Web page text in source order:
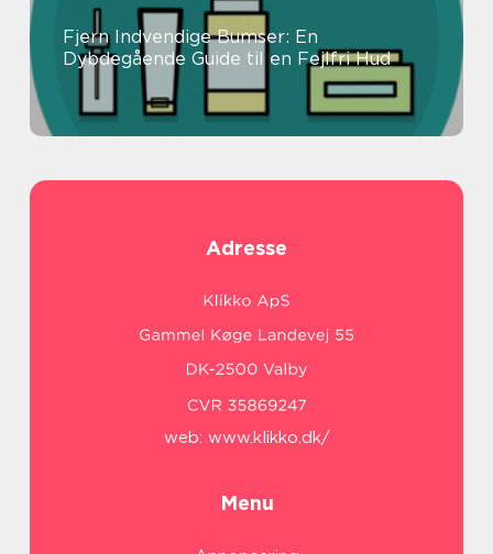
Fjern Indvendige Bumser: En
Dybdegående Guide til en Fejlfri Hud
Adresse
web: www.klikko.dk/
Menu